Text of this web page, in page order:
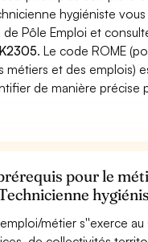
hygiéniste
Pôle Emploi et
. Le code ROME
métiers et des emplois)
de manière précise
pour le
métier s''exerce au